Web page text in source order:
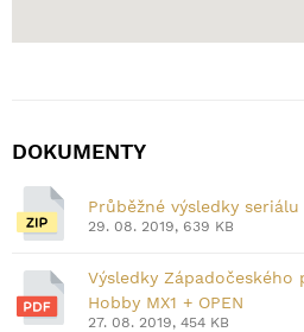
DOKUMENTY
Průběžné výsledky
29. 08. 2019, 639 KB
Výsledky
Hobby MX1 + OPEN
27. 08. 2019, 454 KB